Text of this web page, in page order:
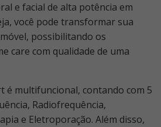
e facial de alta potência em
você pode transformar sua
possibilitando os
care com qualidade de uma
é multifuncional, contando com 5
Radiofrequência,
e Eletroporação. Além disso,